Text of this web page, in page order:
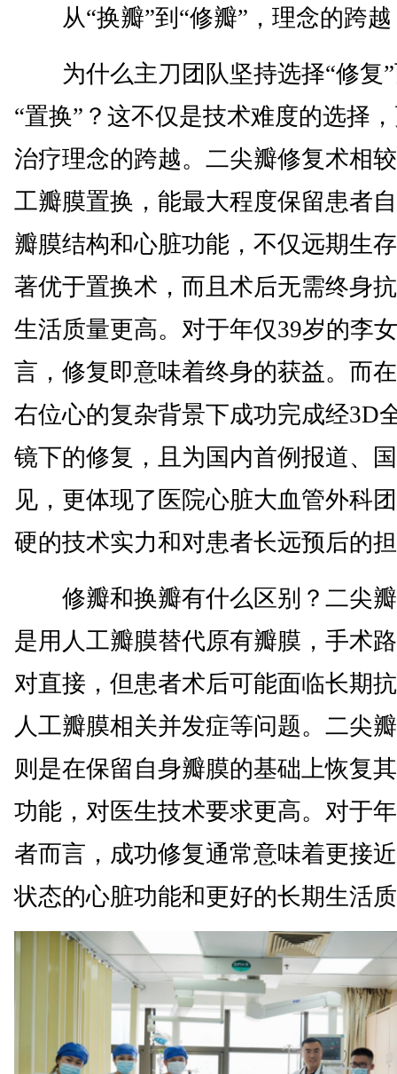
从“换瓣”到“修瓣”，理念的跨越
为什么主刀团队坚持选择“修复”
“置换”？这不仅是技术难度的选择
治疗理念的跨越。二尖瓣修复术相
工瓣膜置换，能最大程度保留患者
瓣膜结构和心脏功能，不仅远期生
著优于置换术，而且术后无需终身
生活质量更高。对于年仅39岁的李
言，修复即意味着终身的获益。而
右位心的复杂背景下成功完成经3D
镜下的修复，且为国内首例报道、
见，更体现了医院心脏大血管外科
硬的技术实力和对患者长远预后的
修瓣和换瓣有什么区别？二尖
是用人工瓣膜替代原有瓣膜，手术
对直接，但患者术后可能面临长期
人工瓣膜相关并发症等问题。二尖
则是在保留自身瓣膜的基础上恢复
功能，对医生技术要求更高。对于
者而言，成功修复通常意味着更接
状态的心脏功能和更好的长期生活